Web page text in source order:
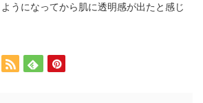
うになってから肌に透明感が出たと感じ